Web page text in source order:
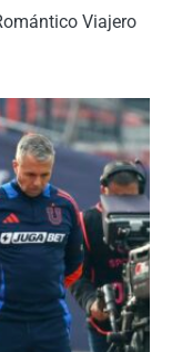
Viajero